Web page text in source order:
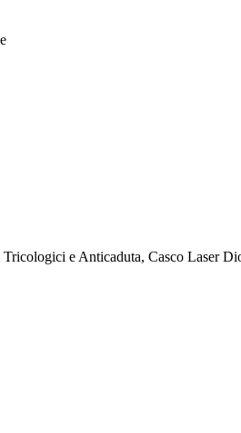
e Anticaduta, Casco Laser